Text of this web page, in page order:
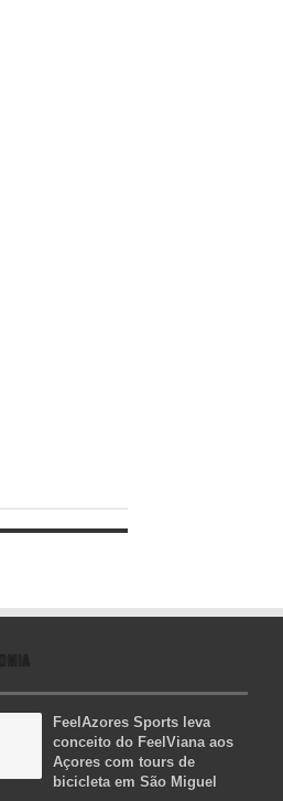
FeelAzores Sports leva
conceito do FeelViana aos
Açores com tours de
bicicleta em São Miguel